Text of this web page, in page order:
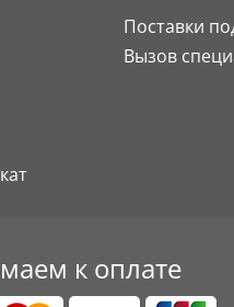
Поставки
Вызов
к оплате